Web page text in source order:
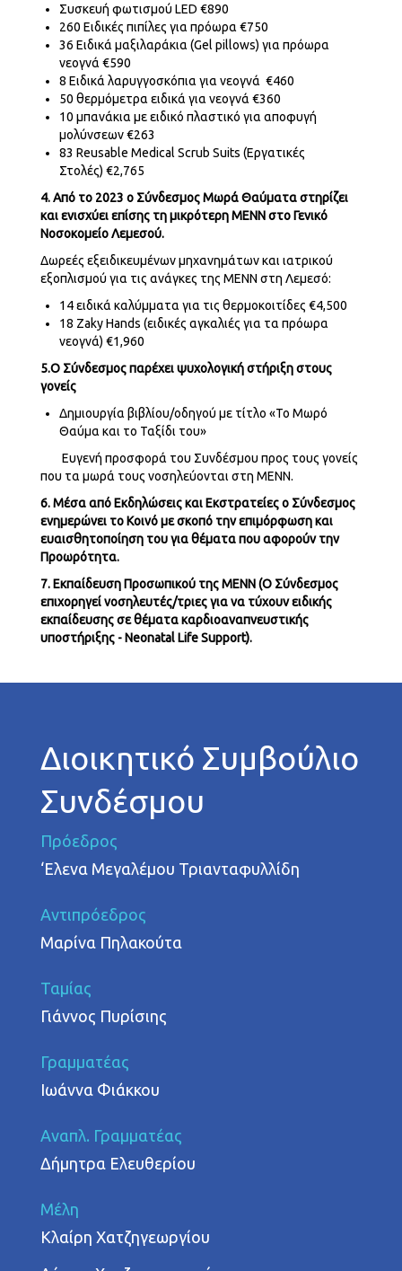
Συσκευή φωτισμού LED €890
260 Ειδικές πιπίλες για πρόωρα €750
36 Ειδικά μαξιλαράκια (Gel pillows) για πρόωρα
νεογνά €590
8 Ειδικά λαρυγγοσκόπια για νεογνά €460
50 θερμόμετρα ειδικά για νεογνά €360
10 μπανάκια με ειδικό πλαστικό για αποφυγή
μολύνσεων€263
83 Reusable Medical Scrub Suits (Εργατικές
Στολές) €2,765
4.Από το 2023 ο Σύνδεσμος Μωρά Θαύματα στηρίζει
και ενισχύει επίσης τη μικρότερη ΜΕΝΝ στο Γενικό
Νοσοκομείο Λεμεσού.
Δωρεές εξειδικευμένων μηχανημάτων και ιατρικού
εξοπλισμού για τις ανάγκες της ΜΕΝΝ στη Λεμεσό:
14 ειδικά καλύμματα για τις θερμοκοιτίδες €4,500
18 ZakyHands (ειδικές αγκαλιές για τα πρόωρα
νεογνά) €1,960
5.Ο Σύνδεσμος παρέχει ψυχολογική στήριξη στους
γονείς
Δημιουργία βιβλίου/οδηγού με τίτλο «Το Μωρό
Θαύμα και το Ταξίδι του»
Ευγενή προσφορά του Συνδέσμου προς τους γονείς
που τα μωρά τους νοσηλεύονται στη ΜΕΝΝ.
6. Μέσα από Εκδηλώσεις και Εκστρατείες ο Σύνδεσμος
ενημερώνει το Κοινό με σκοπό την επιμόρφωση και
ευαισθητοποίηση του για θέματα που αφορούν την
Προωρότητα.
7. Εκπαίδευση Προσωπικού της ΜΕΝΝ (Ο Σύνδεσμος
επιχορηγεί νοσηλευτές/τριες για να τύχουν ειδικής
εκπαίδευσης σε θέματα καρδιοαναπνευστικής
υποστήριξης -NeonatalLifeSupport).
Διοικητικό Συμβούλιο
Συνδέσμου
Πρόεδρος
‘Ελενα Μεγαλέμου Τριανταφυλλίδη
Αντιπρόεδρος
Μαρίνα Πηλακούτα
Ταμίας
Γιάννος Πυρίσιης
Γραμματέας
Ιωάννα Φιάκκου
Αναπλ. Γραμματέας
Δήμητρα Ελευθερίου
Μέλη
Κλαίρη Χατζηγεωργίου